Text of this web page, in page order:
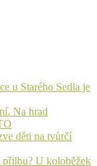
u Starého Sedla je
Na hrad
děti na tvůrčí
přilbu? U koloběžek